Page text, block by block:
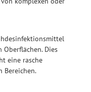
Dies
eine rasche
Bereichen.